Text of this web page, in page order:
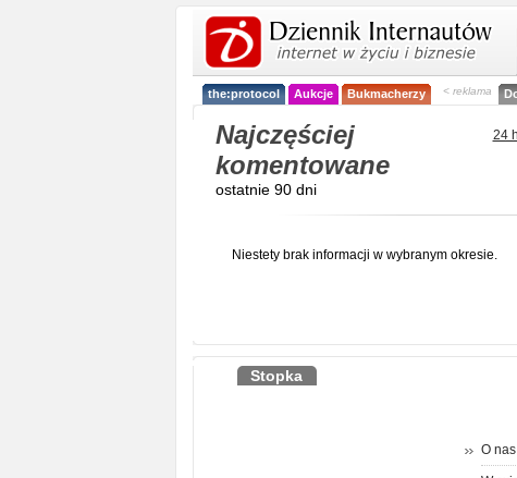
the:protocol Aukcje Bukmacherzy < reklama
Najczęściej
komentowane
ostatnie 90 dni
24 h
Niestety brak informacji w wybranym okresie.
Stopka
O nas|